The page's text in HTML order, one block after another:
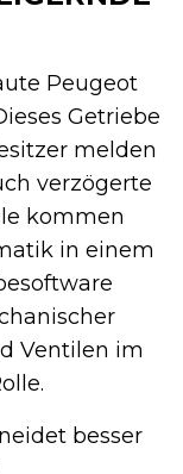
Peugeot
Getriebe
melden
verzögerte
kommen
in einem
Ventilen im
besser